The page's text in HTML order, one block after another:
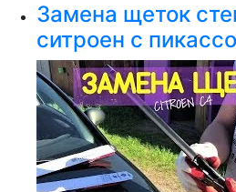
Замена щеток
ситроен с пикассо